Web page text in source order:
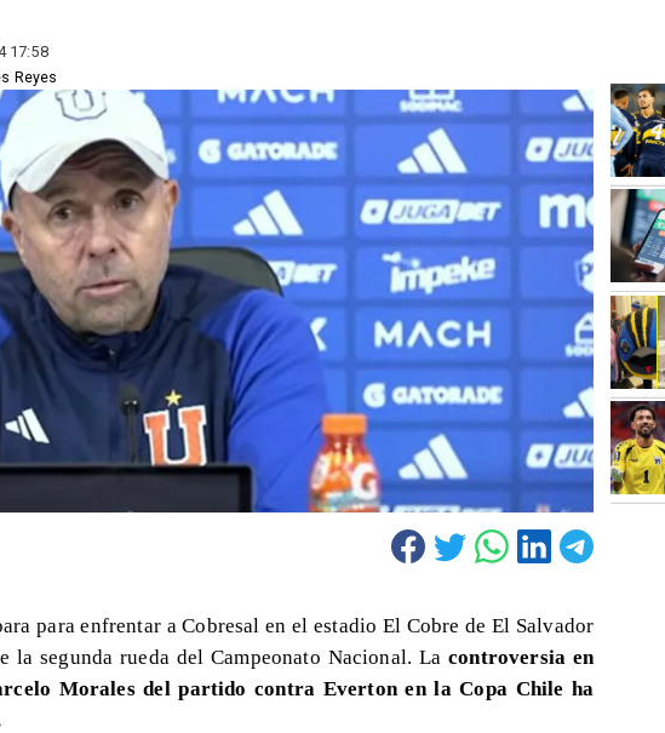
17:58
Reyes
para enfrentar a Cobresal en el estadio El Cobre de El Salvador
la segunda rueda del Campeonato Nacional. La controversia en
Morales del partido contra Everton en la Copa Chile ha